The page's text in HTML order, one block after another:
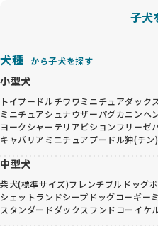
子犬
犬種 から子犬を探す
小型犬
トイプードルチワワミニチュアダック
ミニチュアシュナウザーパグカニンヘ
ヨークシャーテリアビションフリーゼ
キャバリア ミニチュアプードル狆(チン)
中型犬
柴犬(標準サイズ)フレンチブルドッグ
シェットランドシープドッグコーギー
スタンダードダックスフンドコーイケ